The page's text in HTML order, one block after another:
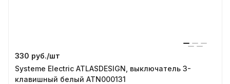
330 руб./шт
Systeme Electric ATLASDESIGN, выключатель 3-
клавишный белый ATN000131